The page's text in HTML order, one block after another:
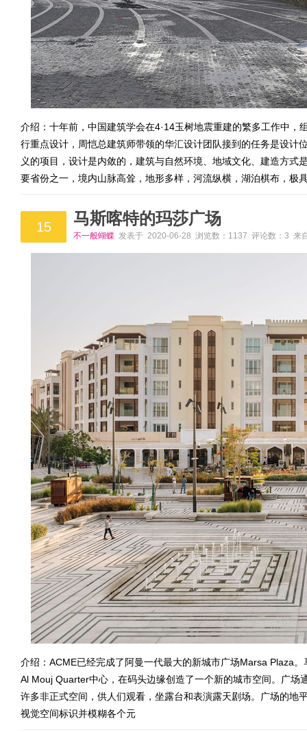
介绍：十年前，中国建筑学会在4·14玉树地震重建的繁多工作中
行重点设计，周恺总建筑师带领的华汇设计团队接到的任务是设计
义的项目，设计是内敛的，建筑与自然环境、地域文化、建造方式
要省份之一，境内山脉高耸，地形多样，河流纵横，湖泊棋布，极
15 马斯喀特的玛莎广场
不一般蝴蝶 发表于 2020-06-28 浏览数：1137 评论数：3 来
介绍：ACME已经完成了阿曼一代最大的新城市广场Marsa Plaza
Al Mouj Quarter中心，在码头边缘创造了一个新的城市空间。广
许多非正式空间，供人们观看，坐露台和表演露天剧场。广场的地
视觉空间标识并模糊各个元